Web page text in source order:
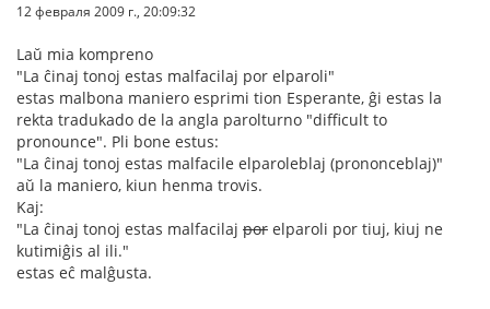
12 февраля 2009 г., 20:09:32
Laŭ mia kompreno
"La ĉinaj tonoj estas malfacilaj por elparoli"
estas malbona maniero esprimi tion Esperante, ĝi estas la
rekta tradukado de la angla parolturno "difficult to
pronounce". Pli bone estus:
"La ĉinaj tonoj estas malfacile elparoleblaj (prononceblaj)"
aŭ la maniero, kiun henma trovis.
Kaj:
"La ĉinaj tonoj estas malfacilaj por elparoli por tiuj, kiuj ne
kutimiĝis al ili."
estas eĉ malĝusta.